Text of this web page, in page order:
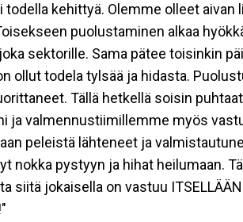
kehittyä. Olemme olleet aivan
puolustaminen alkaa
sektorille. Sama pätee toisinkin
ollut todela tylsää ja hidasta.
Tällä hetkellä soisin
ja valmennustiimillemme myös
peleistä lähteneet ja
nokka pystyyn ja hihat heilumaan.
siitä jokaisella on vastuu